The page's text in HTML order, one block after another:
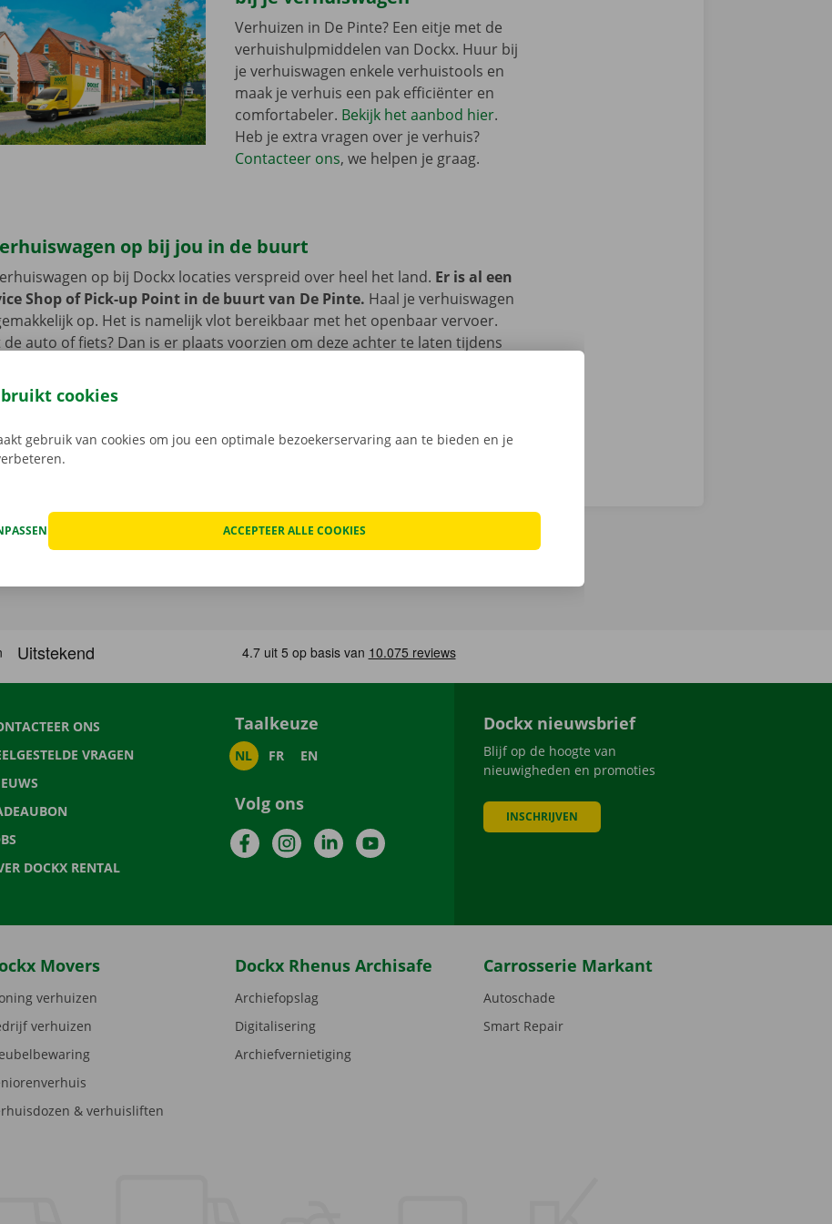
Verhuizen in De Pinte? Een eitje met de
verhuishulpmiddelen van Dockx. Huur bij
je verhuiswagen enkele verhuistools en
maak je verhuis een pak efficiënter en
comfortabeler. Bekijk het aanbod hier.
Heb je extra vragen over je verhuis?
Contacteer ons, we helpen je graag.
op bij jou in de buurt
op bij Dockx locaties verspreid over heel het land. Er is al een
Shop of Pick-up Point in de buurt van De Pinte. Haal je verhuiswagen
op. Het is namelijk vlot bereikbaar met het openbaar vervoer.
de auto of fiets? Dan is er plaats voorzien om deze achter te laten tijdens
ONS
VRAGEN
DOCKX RENTAL
Taalkeuze
NL FR EN
Volg ons
FacebookInstagramLinkedInYouTube
Dockx nieuwsbrief
Blijf op de hoogte van
nieuwigheden en promoties
INSCHRIJVEN
Movers
verhuizen
verhuizen
& verhuisliften
Dockx Rhenus Archisafe
Archiefopslag
Digitalisering
Archiefvernietiging
Carrosserie Markant
Autoschade
Smart Repair
cookies
gebruik van cookies om jou een optimale bezoekerservaring aan te bieden en je
ACCEPTEER ALLE COOKIES